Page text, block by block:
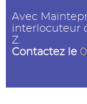
Avec
interlocuteur
Z.
Contactez le